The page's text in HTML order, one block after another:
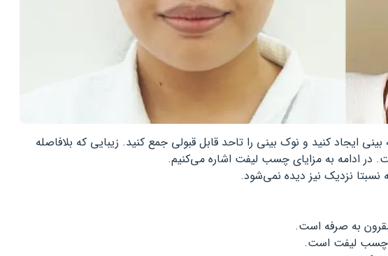
ایجاد کنید و نوک بینی را تاحد قابل قبولی جمع کنید. زیبایی که بلافاصله
در ادامه به مزایای چسب لیفت اشاره می‌کنیم.
به صرفه است.